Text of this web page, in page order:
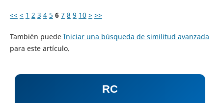
<< < 1 2 3 4 5 6 7 8 9 10 > >>
También puede Iniciar una búsqueda de similitud avanzada
para este artículo.
RC